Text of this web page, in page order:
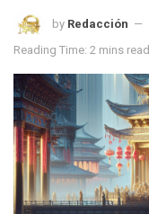
by Redacción
Reading Time: 2 mins read